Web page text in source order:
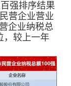
强排序结果
营企业营业
企业纳税总
，较上一年